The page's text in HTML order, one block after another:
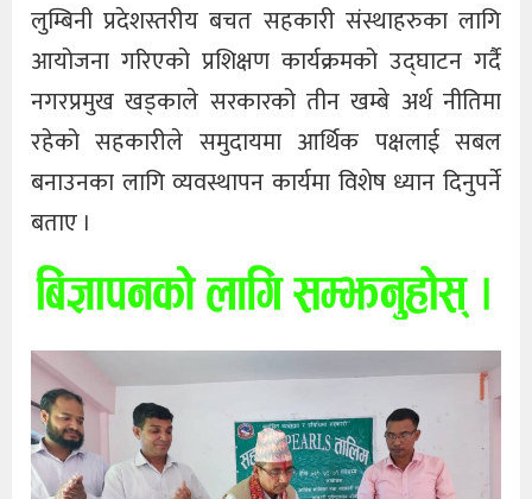
लुम्बिनी प्रदेशस्तरीय बचत सहकारी संस्थाहरुका लागि
आयोजना गरिएको प्रशिक्षण कार्यक्रमको उद्घाटन गर्दै
नगरप्रमुख खड्काले सरकारको तीन खम्बे अर्थ नीतिमा
रहेको सहकारीले समुदायमा आर्थिक पक्षलाई सबल
बनाउनका लागि व्यवस्थापन कार्यमा विशेष ध्यान दिनुपर्ने
बताए ।